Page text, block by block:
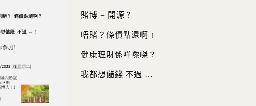
賭博 = 開源？
唔賭？條債點還啊﹗
健康理財係咩嚟𠹳？
我都想儲錢 不過 …